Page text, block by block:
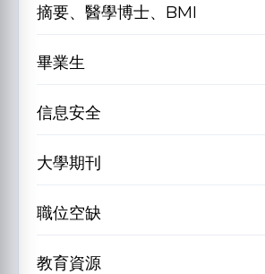
摘要、醫學博士、BMI
畢業生
信息安全
大學期刊
職位空缺
教育資源